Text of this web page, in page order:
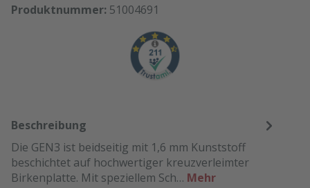
Produktnummer: 51004691
Beschreibung
Die GEN3 ist beidseitig mit 1,6 mm Kunststoff
beschichtet auf hochwertiger kreuzverleimter
Birkenplatte. Mit speziellem Sch… Mehr